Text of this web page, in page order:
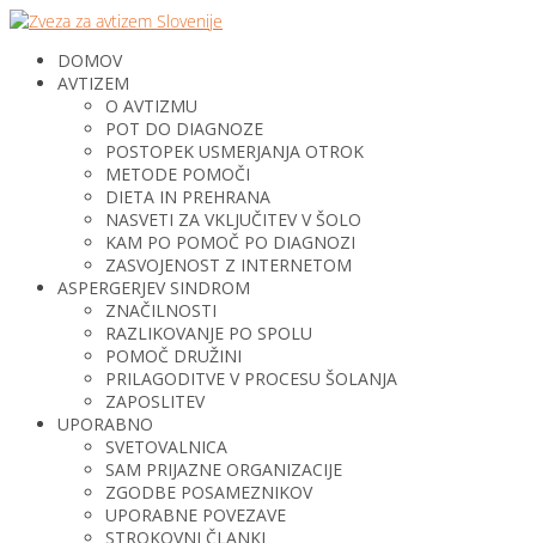
DOMOV
AVTIZEM
O AVTIZMU
POT DO DIAGNOZE
POSTOPEK USMERJANJA OTROK
METODE POMOČI
DIETA IN PREHRANA
NASVETI ZA VKLJUČITEV V ŠOLO
KAM PO POMOČ PO DIAGNOZI
ZASVOJENOST Z INTERNETOM
ASPERGERJEV SINDROM
ZNAČILNOSTI
RAZLIKOVANJE PO SPOLU
POMOČ DRUŽINI
PRILAGODITVE V PROCESU ŠOLANJA
ZAPOSLITEV
UPORABNO
SVETOVALNICA
SAM PRIJAZNE ORGANIZACIJE
ZGODBE POSAMEZNIKOV
UPORABNE POVEZAVE
STROKOVNI ČLANKI